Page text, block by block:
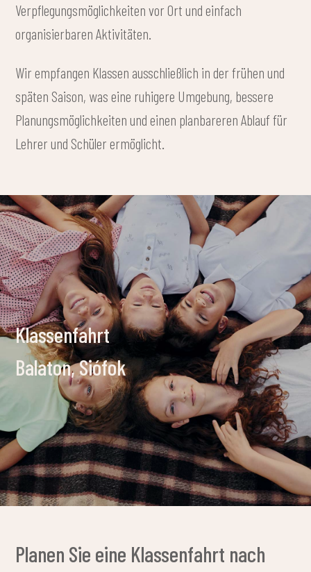
Verpflegungsmöglichkeiten vor Ort und einfach
organisierbaren Aktivitäten.
Wir empfangen Klassen ausschließlich in der frühen und
späten Saison, was eine ruhigere Umgebung, bessere
Planungsmöglichkeiten und einen planbareren Ablauf für
Lehrer und Schüler ermöglicht.
Klassenfahrt
Balaton, Siófok
Planen Sie eine Klassenfahrt nach